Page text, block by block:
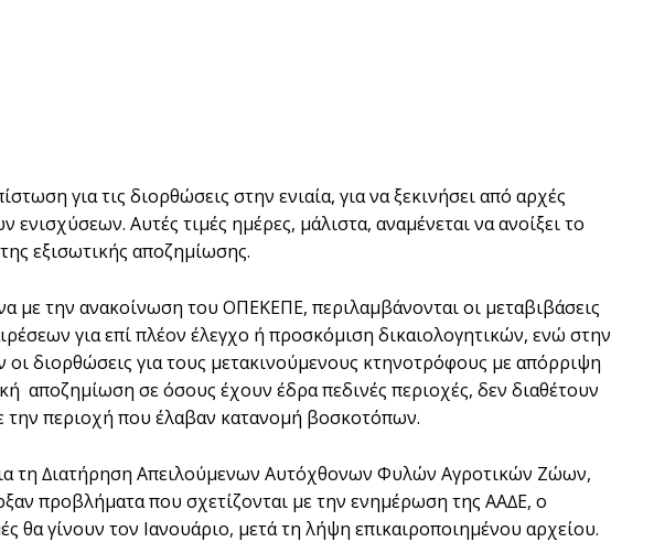
για τις διορθώσεις στην ενιαία, για να ξεκινήσει από αρχές
Αυτές τιµές ηµέρες, µάλιστα, αναµένεται να ανοίξει το
εξισωτικής αποζηµίωσης.
µε την ανακοίνωση του ΟΠΕΚΕΠΕ, περιλαµβάνονται οι µεταβιβάσεις
για επί πλέον έλεγχο ή προσκόµιση δικαιολογητικών, ενώ στην
διορθώσεις για τους µετακινούµενους κτηνοτρόφους µε απόρριψη
αποζηµίωση σε όσους έχουν έδρα πεδινές περιοχές, δεν διαθέτουν
την περιοχή που έλαβαν κατανοµή βοσκοτόπων.
τη ∆ιατήρηση Απειλούµενων Αυτόχθονων Φυλών Αγροτικών Ζώων,
προβλήµατα που σχετίζονται µε την ενηµέρωση της ΑΑ∆Ε, ο
γίνουν τον Ιανουάριο, µετά τη λήψη επικαιροποιηµένου αρχείου.